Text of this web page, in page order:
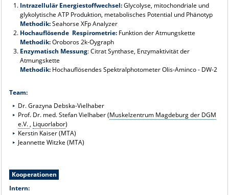
Intrazellulär Energiestoffwechsel:Glycolyse, mitochondriale und
glykolytische ATP Produktion, metabolisches Potential und Phänotyp
Methodik:Seahorse XFp Analyzer
Hochauflösende Respirometrie: Funktion der Atmungskette
Methodik:Oroboros 2k-Oygraph
Enzymatisch Messung: Citrat Synthase, Enzymaktivität der
Atmungskette
Methodik: Hochauflösendes Spektralphotometer Olis-Aminco - DW-2
Team:
Dr. Grazyna Debska-Vielhaber
Prof. Dr. med. Stefan Vielhaber (Muskelzentrum Magdeburg der DGM
e.V., Liquorlabor)
Kerstin Kaiser (MTA)
Jeannette Witzke (MTA)
Kooperationen
Intern: